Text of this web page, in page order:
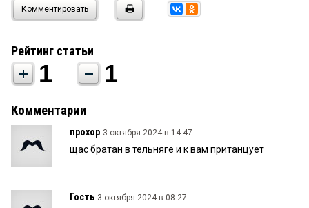
Комментировать
Рейтинг статьи
1 1
Комментарии
прохор 3 октября 2024 в 14:47:
щас братан в тельняге и к вам пританцует
Гость 3 октября 2024 в 08:27: